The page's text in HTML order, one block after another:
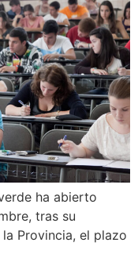
ha abierto
tras su
Provincia, el plazo